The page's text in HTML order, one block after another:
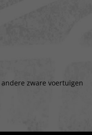
zware voertuigen